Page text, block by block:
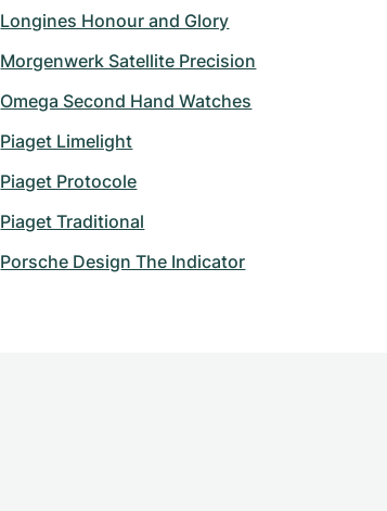
Longines Honour and Glory
Morgenwerk Satellite Precision
Omega Second Hand Watches
Piaget Limelight
Piaget Protocole
Piaget Traditional
Porsche Design The Indicator